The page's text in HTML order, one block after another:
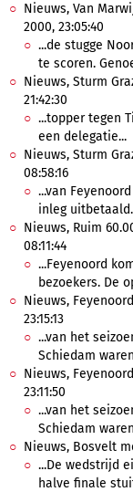
Nieuws, Van
2000, 23:05:40
...de stugge
te scoren.
Nieuws, Sturm
21:42:30
...topper tegen
een delegatie...
Nieuws, Sturm
08:58:16
...van
inleg
Nieuws, Ruim
08:11:44
...Feyenoord
bezoekers. De
Nieuws,
23:15:13
...van het
Schiedam
Nieuws,
23:11:50
...van het
Schiedam
Nieuws, Bosvelt
...De wedstrijd
halve finale